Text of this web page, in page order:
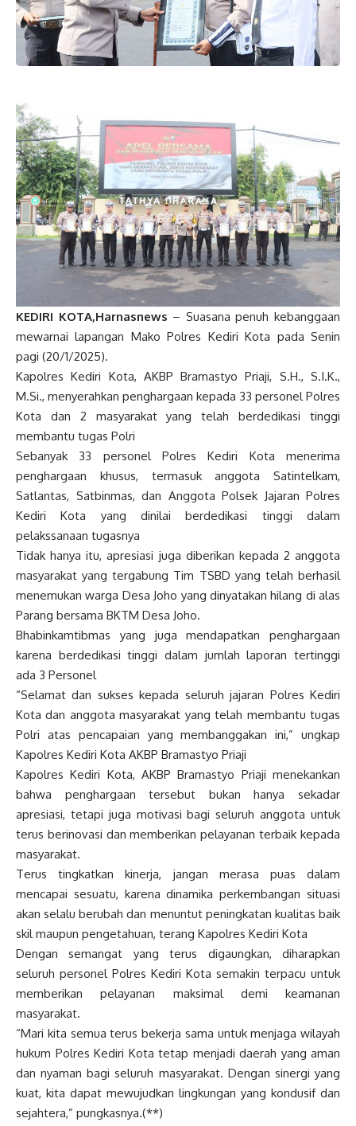
KEDIRI KOTA,Harnasnews – Suasana penuh kebanggaan
mewarnai lapangan Mako Polres Kediri Kota pada Senin
pagi (20/1/2025).
Kapolres Kediri Kota, AKBP Bramastyo Priaji, S.H., S.I.K.,
M.Si., menyerahkan penghargaan kepada 33 personel Polres
Kota dan 2 masyarakat yang telah berdedikasi tinggi
membantu tugas Polri
Sebanyak 33 personel Polres Kediri Kota menerima
penghargaan khusus, termasuk anggota Satintelkam,
Satlantas, Satbinmas, dan Anggota Polsek Jajaran Polres
Kediri Kota yang dinilai berdedikasi tinggi dalam
pelakssanaan tugasnya
Tidak hanya itu, apresiasi juga diberikan kepada 2 anggota
masyarakat yang tergabung Tim TSBD yang telah berhasil
menemukan warga Desa Joho yang dinyatakan hilang di alas
Parang bersama BKTM Desa Joho.
Bhabinkamtibmas yang juga mendapatkan penghargaan
karena berdedikasi tinggi dalam jumlah laporan tertinggi
ada 3 Personel
“Selamat dan sukses kepada seluruh jajaran Polres Kediri
Kota dan anggota masyarakat yang telah membantu tugas
Polri atas pencapaian yang membanggakan ini,” ungkap
Kapolres Kediri Kota AKBP Bramastyo Priaji
Kapolres Kediri Kota, AKBP Bramastyo Priaji menekankan
bahwa penghargaan tersebut bukan hanya sekadar
apresiasi, tetapi juga motivasi bagi seluruh anggota untuk
terus berinovasi dan memberikan pelayanan terbaik kepada
masyarakat.
Terus tingkatkan kinerja, jangan merasa puas dalam
mencapai sesuatu, karena dinamika perkembangan situasi
akan selalu berubah dan menuntut peningkatan kualitas baik
skil maupun pengetahuan, terang Kapolres Kediri Kota
Dengan semangat yang terus digaungkan, diharapkan
seluruh personel Polres Kediri Kota semakin terpacu untuk
memberikan pelayanan maksimal demi keamanan
masyarakat.
“Mari kita semua terus bekerja sama untuk menjaga wilayah
hukum Polres Kediri Kota tetap menjadi daerah yang aman
dan nyaman bagi seluruh masyarakat. Dengan sinergi yang
kuat, kita dapat mewujudkan lingkungan yang kondusif dan
sejahtera,” pungkasnya.(**)